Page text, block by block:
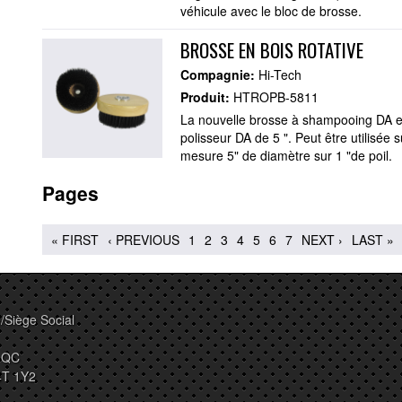
véhicule avec le bloc de brosse.
BROSSE EN BOIS ROTATIVE
Compagnie: Hi-Tech
Produit: HTROPB-5811
La nouvelle brosse à shampooing DA
polisseur DA de 5 ". Peut être utilisée
mesure 5" de diamètre sur 1 "de poil.
Pages
« FIRST ‹ PREVIOUS 1 2 3 4 5 6 7 NEXT › LAST »
Social
1Y2